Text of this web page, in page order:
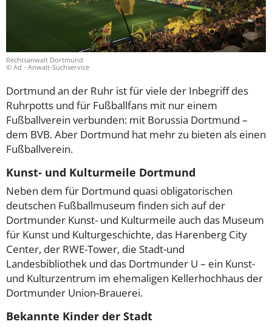
Rechtsanwalt Dortmund
© Ad - Anwalt-Suchservice
Dortmund an der Ruhr ist für viele der Inbegriff des
Ruhrpotts und für Fußballfans mit nur einem
Fußballverein verbunden: mit Borussia Dortmund –
dem BVB. Aber Dortmund hat mehr zu bieten als einen
Fußballverein.
Kunst- und Kulturmeile Dortmund
Neben dem für Dortmund quasi obligatorischen
deutschen Fußballmuseum finden sich auf der
Dortmunder Kunst- und Kulturmeile auch das Museum
für Kunst und Kulturgeschichte, das Harenberg City
Center, der RWE-Tower, die Stadt-und
Landesbibliothek und das Dortmunder U – ein Kunst-
und Kulturzentrum im ehemaligen Kellerhochhaus der
Dortmunder Union-Brauerei.
Bekannte Kinder der Stadt